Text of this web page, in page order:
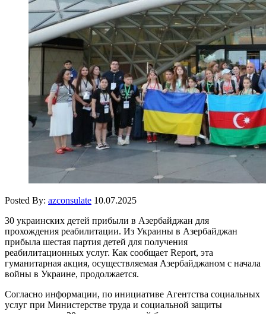
Posted By: azconsulate 10.07.2025
30 украинских детей прибыли в Азербайджан для
прохождения реабилитации. Из Украины в Азербайджан
прибыла шестая партия детей для получения
реабилитационных услуг. Как сообщает Report, эта
гуманитарная акция, осуществляемая Азербайджаном с начала
войны в Украине, продолжается.
Согласно информации, по инициативе Агентства социальных
услуг при Министерстве труда и социальной защиты